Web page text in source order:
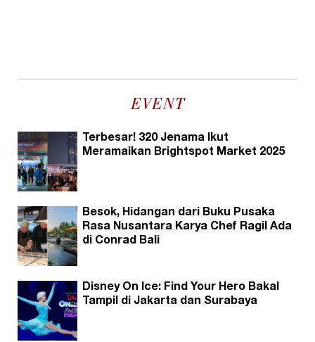
EVENT
Terbesar! 320 Jenama Ikut
Meramaikan Brightspot Market 2025
Besok, Hidangan dari Buku Pusaka
Rasa Nusantara Karya Chef Ragil Ada
di Conrad Bali
Disney On Ice: Find Your Hero Bakal
Tampil di Jakarta dan Surabaya